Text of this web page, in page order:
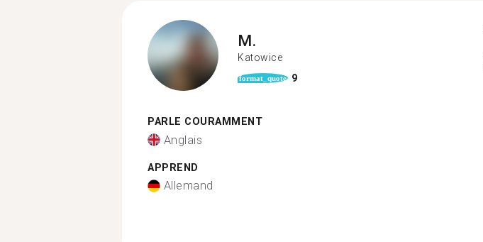
M.
Katowice
format_quote 9
PARLE COURAMMENT
Anglais
APPREND
Allemand